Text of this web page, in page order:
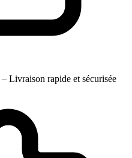
– Livraison rapide et sécurisée